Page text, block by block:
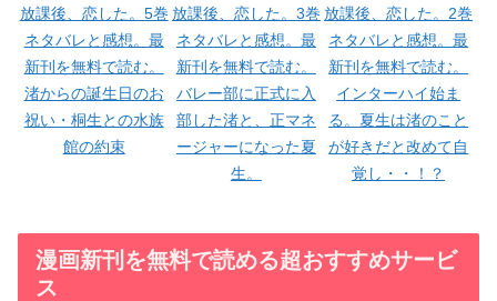
放課後、恋した。5巻
ネタバレと感想。最
新刊を無料で読む。
渚からの誕生日のお
祝い・桐生との水族
館の約束
放課後、恋した。3巻
ネタバレと感想。最
新刊を無料で読む。
バレー部に正式に入
部した渚と、正マネ
ージャーになった夏
生。
放課後、恋した。2巻
ネタバレと感想。最
新刊を無料で読む。
インターハイ始ま
る。夏生は渚のこと
が好きだと改めて自
覚し・・！？
漫画新刊を無料で読める超おすすめサービ
ス